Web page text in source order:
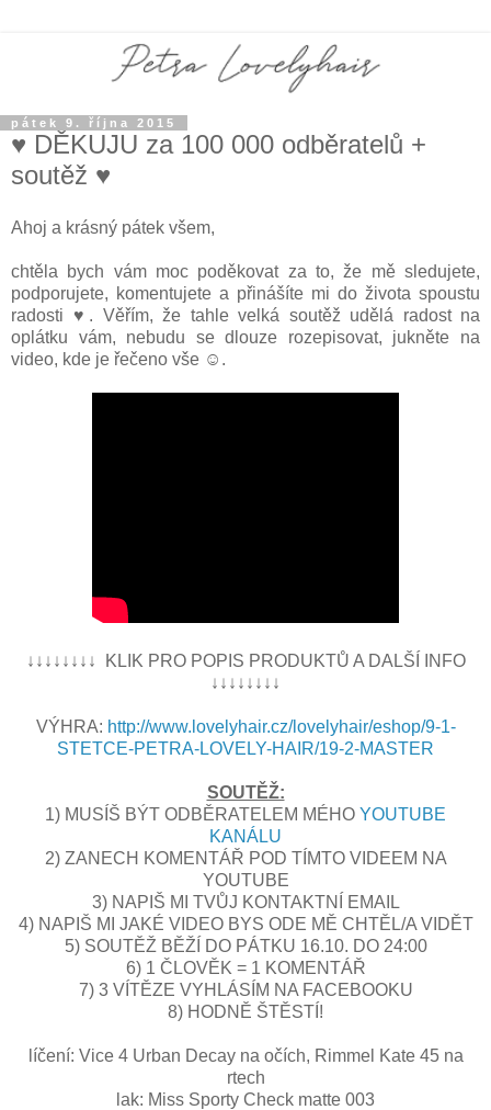
pátek 9. října 2015
♥ DĚKUJU za 100 000 odběratelů +
soutěž ♥
Ahoj a krásný pátek všem,
chtěla bych vám moc poděkovat za to, že mě sledujete,
podporujete, komentujete a přinášíte mi do života spoustu
radosti ♥. Věřím, že tahle velká soutěž udělá radost na
oplátku vám, nebudu se dlouze rozepisovat, jukněte na
video, kde je řečeno vše ☺.
↓↓↓↓↓↓↓↓ KLIK PRO POPIS PRODUKTŮ A DALŠÍ INFO
↓↓↓↓↓↓↓↓
VÝHRA: http://www.lovelyhair.cz/lovelyhair/eshop/9-1-
STETCE-PETRA-LOVELY-HAIR/19-2-MASTER
SOUTĚŽ:
1) MUSÍŠ BÝT ODBĚRATELEM MÉHO YOUTUBE
KANÁLU
2) ZANECH KOMENTÁŘ POD TÍMTO VIDEEM NA
YOUTUBE
3) NAPIŠ MI TVŮJ KONTAKTNÍ EMAIL
4) NAPIŠ MI JAKÉ VIDEO BYS ODE MĚ CHTĚL/A VIDĚT
5) SOUTĚŽ BĚŽÍ DO PÁTKU 16.10. DO 24:00
6) 1 ČLOVĚK = 1 KOMENTÁŘ
7) 3 VÍTĚZE VYHLÁSÍM NA FACEBOOKU
8) HODNĚ ŠTĚSTÍ!
líčení: Vice 4 Urban Decay na očích, Rimmel Kate 45 na
rtech
lak: Miss Sporty Check matte 003